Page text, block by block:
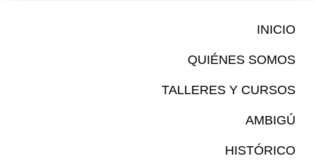
INICIO
QUIÉNES SOMOS
TALLERES Y CURSOS
AMBIGÚ
HISTÓRICO